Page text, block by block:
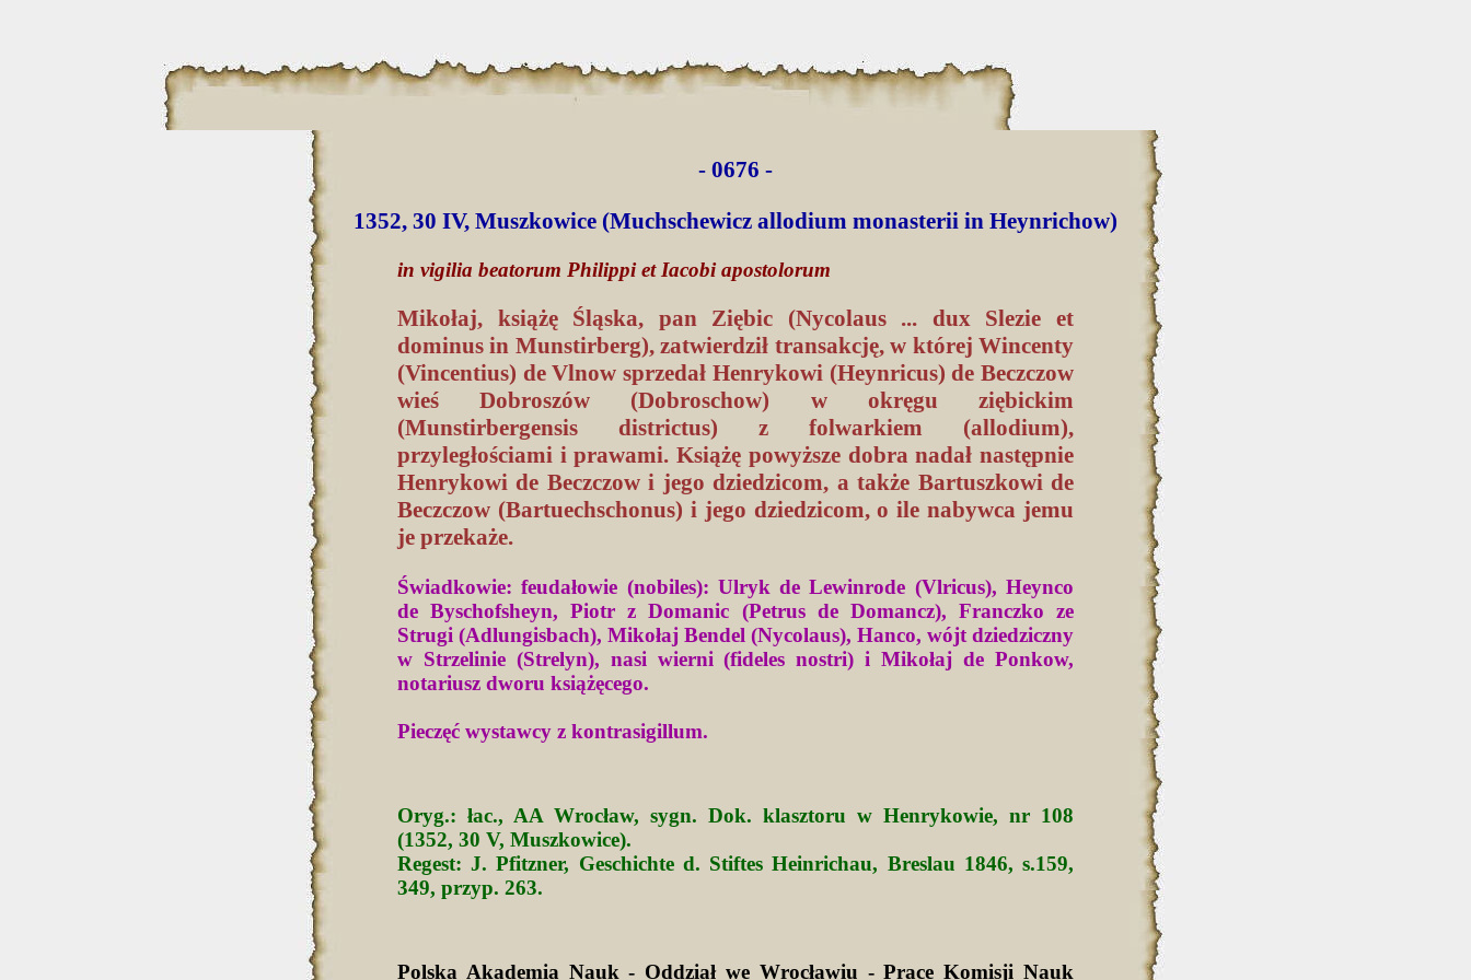
- 0676 -
1352, 30 IV, Muszkowice (Muchschewicz allodium monasterii in Heynrichow)
in vigilia beatorum Philippi et Iacobi apostolorum
Mikołaj, książę Śląska, pan Ziębic (Nycolaus ... dux Slezie et
dominus in Munstirberg), zatwierdził transakcję, w której Wincenty
(Vincentius) de Vlnow sprzedał Henrykowi (Heynricus) de Beczczow
wieś Dobroszów (Dobroschow) w okręgu ziębickim
(Munstirbergensis districtus) z folwarkiem (allodium),
przyległościami i prawami. Książę powyższe dobra nadał następnie
Henrykowi de Beczczow i jego dziedzicom, a także Bartuszkowi de
Beczczow (Bartuechschonus) i jego dziedzicom, o ile nabywca jemu
je przekaże.
Świadkowie: feudałowie (nobiles): Ulryk de Lewinrode (Vlricus), Heynco
de Byschofsheyn, Piotr z Domanic (Petrus de Domancz), Franczko ze
Strugi (Adlungisbach), Mikołaj Bendel (Nycolaus), Hanco, wójt dziedziczny
w Strzelinie (Strelyn), nasi wierni (fideles nostri) i Mikołaj de Ponkow,
notariusz dworu książęcego.
Pieczęć wystawcy z kontrasigillum.
Oryg.: łac., AA Wrocław, sygn. Dok. klasztoru w Henrykowie, nr 108
(1352, 30 V, Muszkowice).
Regest: J. Pfitzner, Geschichte d. Stiftes Heinrichau, Breslau 1846, s.159,
349, przyp. 263.
Polska Akademia Nauk - Oddział we Wrocławiu - Prace Komisji Nauk